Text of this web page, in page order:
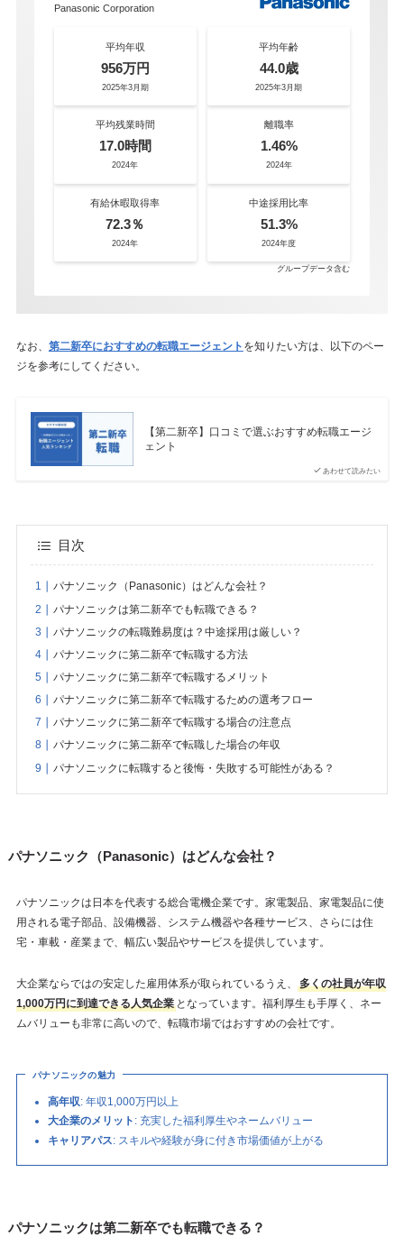
Panasonic Corporation
平均年収
956万円
2025年3月期
平均年齢
44.0歳
2025年3月期
平均残業時間
17.0時間
2024年
離職率
1.46%
2024年
有給休暇取得率
72.3％
2024年
中途採用比率
51.3%
2024年度
グループデータ含む
なお、 第二新卒におすすめの転職エージェント を知りたい方は、以下のペー
ジを参考にしてください。
あわせて読みたい
【第二新卒】口コミで選ぶおすすめ転職エージ
ェント
目次
パナソニック（Panasonic）はどんな会社？
パナソニックは第二新卒でも転職できる？
パナソニックの転職難易度は？中途採用は厳しい？
パナソニックに第二新卒で転職する方法
パナソニックに第二新卒で転職するメリット
パナソニックに第二新卒で転職するための選考フロー
パナソニックに第二新卒で転職する場合の注意点
パナソニックに第二新卒で転職した場合の年収
パナソニックに転職すると後悔・失敗する可能性がある？
パナソニック（Panasonic）はどんな会社？
パナソニックは日本を代表する総合電機企業です。家電製品、家電製品に使
用される電子部品、設備機器、システム機器や各種サービス、さらには住
宅・車載・産業まで、幅広い製品やサービスを提供しています。
大企業ならではの安定した雇用体系が取られているうえ、
多くの社員が年収
1,000万円に到達できる人気企業となっています。福利厚生も手厚く、ネー
ムバリューも非常に高いので、転職市場ではおすすめの会社です。
パナソニックの魅力
高年収: 年収1,000万円以上
大企業のメリット : 充実した福利厚生やネームバリュー
キャリアパス: スキルや経験が身に付き市場価値が上がる
パナソニックは第二新卒でも転職できる？